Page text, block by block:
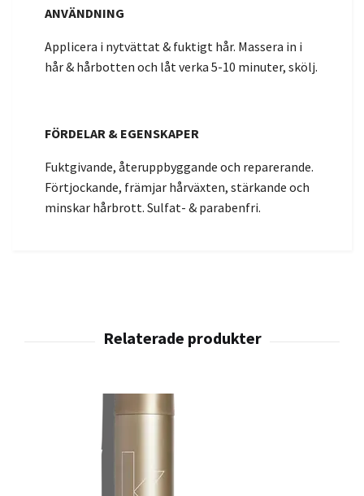
ANVÄNDNING
Applicera i nytvättat & fuktigt hår. Massera in i
hår & hårbotten och låt verka 5-10 minuter, skölj.
FÖRDELAR & EGENSKAPER
Fuktgivande, återuppbyggande och reparerande.
Förtjockande, främjar hårväxten, stärkande och
minskar hårbrott. Sulfat- & parabenfri.